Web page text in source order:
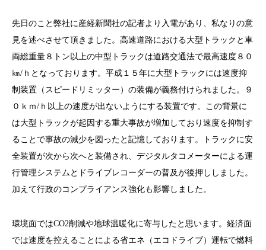
先日のこと弊社に産経新聞社の記者より入電があり、私なりの意
見を述べさせて頂きました。高速道路における大型トラックと車
両総重量８トン以上の中型トラックは道路交通法で最高速度８０
㎞/ｈとなっております。平成１５年に大型トラックには速度抑
制装置（スピードリミッター）の装備が義務付けられました。９
０ｋｍ/ｈ以上の速度が出ないようにする装置です。この背景に
は大型トラックが起因する重大事故が増加しており速度を抑制す
ることで事故の減少を図ったと記憶しております。トラックに安
全装置が次から次へと装備され、デジタルタコメーターによる運
行管理システムとドライブレコーダーの普及が後押ししました。
加えて行政のコンプライアンス強化も影響しました。
環境面ではCO2削減や地球温暖化に寄与したと思います。経済面
では速度を控えることによる省エネ（エコドライブ）運転で燃料